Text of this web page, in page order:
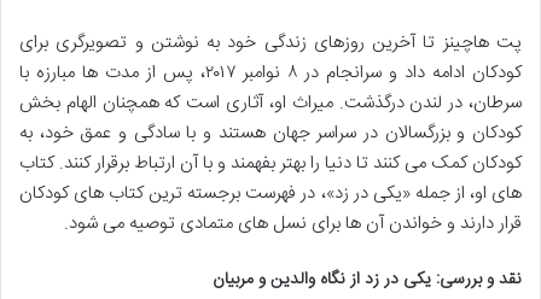
پت هاچینز تا آخرین روزهای زندگی خود به نوشتن و تصویرگری برای
کودکان ادامه داد و سرانجام در ۸ نوامبر ۲۰۱۷، پس از مدت ها مبارزه با
سرطان، در لندن درگذشت. میراث او، آثاری است که همچنان الهام بخش
کودکان و بزرگسالان در سراسر جهان هستند و با سادگی و عمق خود، به
کودکان کمک می کنند تا دنیا را بهتر بفهمند و با آن ارتباط برقرار کنند. کتاب
های او، از جمله «یکی در زد»، در فهرست برجسته ترین کتاب های کودکان
قرار دارند و خواندن آن ها برای نسل های متمادی توصیه می شود.
نقد و بررسی: یکی در زد از نگاه والدین و مربیان